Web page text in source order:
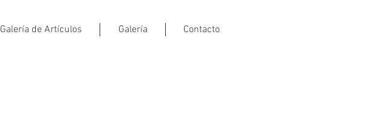
Galería de Artículos Galería Contacto